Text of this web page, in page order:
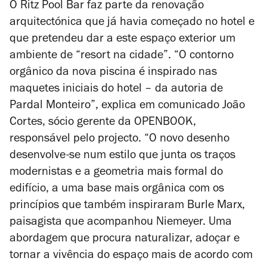
O Ritz Pool Bar faz parte da renovação
arquitectónica que já havia começado no hotel e
que pretendeu dar a este espaço exterior um
ambiente de “resort na cidade”. “O contorno
orgânico da nova piscina é inspirado nas
maquetes iniciais do hotel – da autoria de
Pardal Monteiro”, explica em comunicado João
Cortes, sócio gerente da OPENBOOK,
responsável pelo projecto. “O novo desenho
desenvolve-se num estilo que junta os traços
modernistas e a geometria mais formal do
edifício, a uma base mais orgânica com os
princípios que também inspiraram Burle Marx,
paisagista que acompanhou Niemeyer. Uma
abordagem que procura naturalizar, adoçar e
tornar a vivência do espaço mais de acordo com